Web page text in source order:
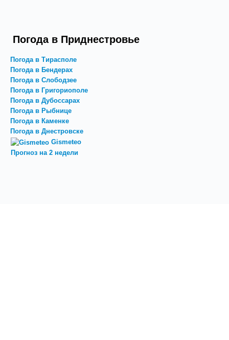
Погода в Приднестровье
Погода в Тирасполе
Погода в Бендерах
Погода в Слободзее
Погода в Григориополе
Погода в Дубоссарах
Погода в Рыбнице
Погода в Каменке
Погода в Днестровске
Gismeteo
Прогноз на 2 недели